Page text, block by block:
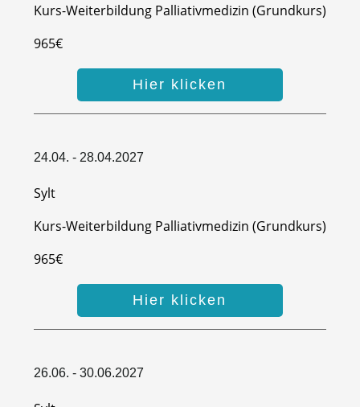
Kurs-Weiterbildung Palliativmedizin (Grundkurs)
965€
Hier klicken
24.04. - 28.04.2027
Sylt
Kurs-Weiterbildung Palliativmedizin (Grundkurs)
965€
Hier klicken
26.06. - 30.06.2027